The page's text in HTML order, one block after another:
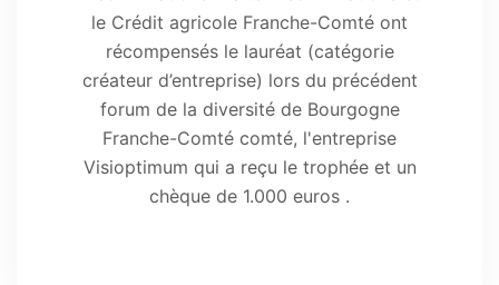
le Crédit agricole Franche-Comté ont
récompensés le lauréat (catégorie
créateur d’entreprise) lors du précédent
forum de la diversité de Bourgogne
Franche-Comté comté, l'entreprise
Visioptimum qui a reçu le trophée et un
chèque de 1.000 euros .